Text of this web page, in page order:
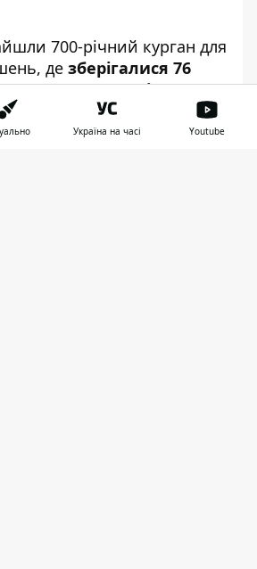
700-річний курган для
де зберігалися 76
та два жіночих
– з розрізаними
вчених, жертвами були
та їхні діти, яких
Україна на часі Youtube